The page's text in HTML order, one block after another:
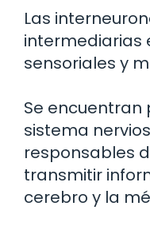
Las
intermediarias
sensoriales y
Se
sistema
responsables
transmitir
cerebro y la